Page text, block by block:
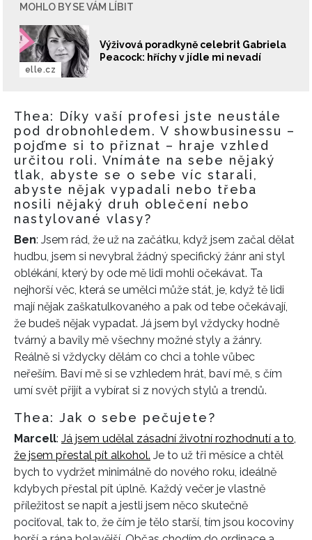
MOHLO BY SE VÁM LÍBIT
Výživová poradkyně celebrit Gabriela
Peacock: hříchy v jídle mi nevadí
elle.cz
Thea: Díky vaší profesi jste neustále
pod drobnohledem. V showbusinessu –
pojďme si to přiznat – hraje vzhled
určitou roli. Vnímáte na sebe nějaký
tlak, abyste se o sebe víc starali,
abyste nějak vypadali nebo třeba
nosili nějaký druh oblečení nebo
nastylované vlasy?
Ben: Jsem rád, že už na začátku, když jsem začal dělat
hudbu, jsem si nevybral žádný specifický žánr ani styl
oblékání, který by ode mě lidi mohli očekávat. Ta
nejhorší věc, která se umělci může stát, je, když tě lidi
mají nějak zaškatulkovaného a pak od tebe očekávají,
že budeš nějak vypadat. Já jsem byl vždycky hodně
tvárný a bavily mě všechny možné styly a žánry.
Reálně si vždycky dělám co chci a tohle vůbec
neřeším. Baví mě si se vzhledem hrát, baví mě, s čím
umí svět přijít a vybírat si z nových stylů a trendů.
Thea: Jak o sebe pečujete?
Marcell: Já jsem udělal zásadní životní rozhodnutí a to,
že jsem přestal pít alkohol. Je to už tři měsíce a chtěl
bych to vydržet minimálně do nového roku, ideálně
kdybych přestal pít úplně. Každý večer je vlastně
příležitost se napít a jestli jsem něco skutečně
pociťoval, tak to, že čím je tělo starší, tím jsou kocoviny